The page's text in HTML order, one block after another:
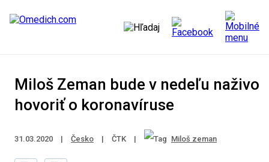
Miloš Zeman bude v nedeľu naživo
hovoriť o koronavíruse
31.03.2020 | Česko | ČTK | Miloš zeman